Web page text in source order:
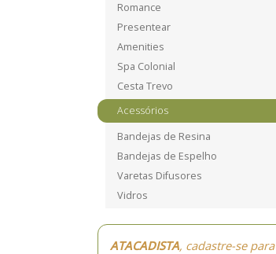
Romance
Presentear
Amenities
Spa Colonial
Cesta Trevo
Acessórios
Bandejas de Resina
Bandejas de Espelho
Varetas Difusores
Vidros
ATACADISTA, cadastre-se para